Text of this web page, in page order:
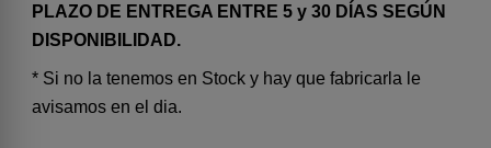
PLAZO DE ENTREGA ENTRE 5 y 30 DÍAS SEGÚN
DISPONIBILIDAD.
* Si no la tenemos en Stock y hay que fabricarla le
avisamos en el dia.